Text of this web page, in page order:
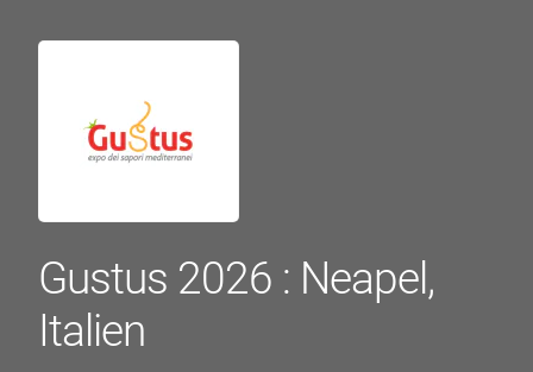
Gustus 2026 : Neapel,
Italien